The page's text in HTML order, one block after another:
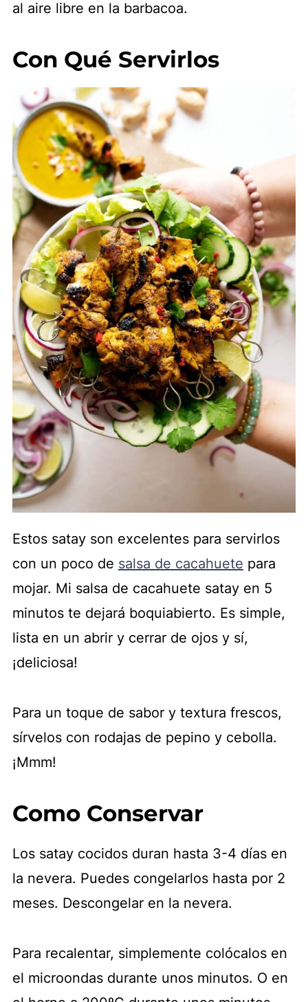
al aire libre en la barbacoa.
Con Qué Servirlos
Estos satay son excelentes para servirlos
con un poco de salsa de cacahuete para
mojar. Mi salsa de cacahuete satay en 5
minutos te dejará boquiabierto. Es simple,
lista en un abrir y cerrar de ojos y sí,
¡deliciosa!
Para un toque de sabor y textura frescos,
sírvelos con rodajas de pepino y cebolla.
¡Mmm!
Como Conservar
Los satay cocidos duran hasta 3-4 días en
la nevera. Puedes congelarlos hasta por 2
meses. Descongelar en la nevera.
Para recalentar, simplemente colócalos en
el microondas durante unos minutos. O en